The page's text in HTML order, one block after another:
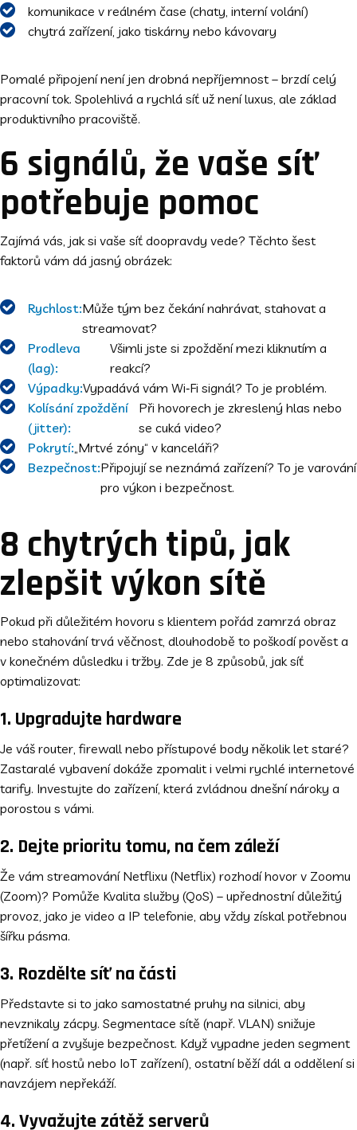
komunikace v reálném čase (chaty, interní volání)
chytrá zařízení, jako tiskárny nebo kávovary
Pomalé připojení není jen drobná nepříjemnost – brzdí celý
pracovní tok. Spolehlivá a rychlá síť už není luxus, ale základ
produktivního pracoviště.
6 signálů, že vaše síť
potřebuje pomoc
Zajímá vás, jak si vaše síť doopravdy vede? Těchto šest
faktorů vám dá jasný obrázek:
Rychlost:Může tým bez čekání nahrávat, stahovat a
streamovat?
Prodleva
(lag):
Všimli jste si zpoždění mezi kliknutím a
reakcí?
Výpadky:Vypadává vám Wi‑Fi signál? To je problém.
Kolísání zpoždění
(jitter):
Při hovorech je zkreslený hlas nebo
se cuká video?
Pokrytí:„Mrtvé zóny“ v kanceláři?
Bezpečnost:Připojují se neznámá zařízení? To je varování
pro výkon i bezpečnost.
8 chytrých tipů, jak
zlepšit výkon sítě
Pokud při důležitém hovoru s klientem pořád zamrzá obraz
nebo stahování trvá věčnost, dlouhodobě to poškodí pověst a
v konečném důsledku i tržby. Zde je 8 způsobů, jak síť
optimalizovat:
1. Upgradujte hardware
Je váš router, firewall nebo přístupové body několik let staré?
Zastaralé vybavení dokáže zpomalit i velmi rychlé internetové
tarify. Investujte do zařízení, která zvládnou dnešní nároky a
porostou s vámi.
2. Dejte prioritu tomu, na čem záleží
Že vám streamování Netflixu (Netflix) rozhodí hovor v Zoomu
(Zoom)? Pomůže Kvalita služby (QoS) – upřednostní důležitý
provoz, jako je video a IP telefonie, aby vždy získal potřebnou
šířku pásma.
3. Rozdělte síť na části
Představte si to jako samostatné pruhy na silnici, aby
nevznikaly zácpy. Segmentace sítě (např. VLAN) snižuje
přetížení a zvyšuje bezpečnost. Když vypadne jeden segment
(např. síť hostů nebo IoT zařízení), ostatní běží dál a oddělení si
navzájem nepřekáží.
4. Vyvažujte zátěž serverů